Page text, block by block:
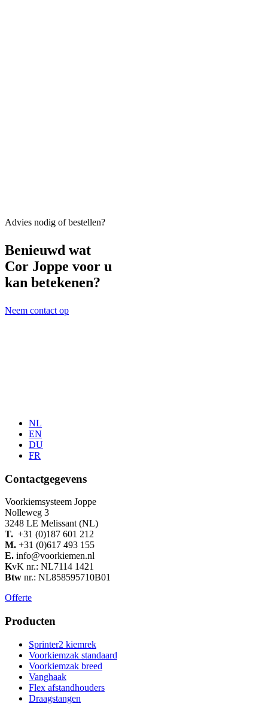
Advies nodig of bestellen?
Benieuwd wat
Cor Joppe voor u
kan betekenen?
Neem contact op
NL
EN
DU
FR
Contactgegevens
Voorkiemsysteem Joppe
Nolleweg 3
3248 LE Melissant (NL)
T. +31 (0)187 601 212
M. +31 (0)617 493 155
E. info@voorkiemen.nl
KvK nr.: NL7114 1421
Btw nr.: NL858595710B01
Offerte
Producten
Sprinter2 kiemrek
Voorkiemzak standaard
Voorkiemzak breed
Vanghaak
Flex afstandhouders
Draagstangen